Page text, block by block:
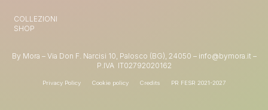
COLLEZIONI
SHOP
By Mora – Via Don F. Narcisi 10, Palosco (BG), 24050 – info@bymora.it –
P.IVA IT02792020162
Privacy Policy Cookie policy Credits PR FESR 2021-2027
Shop now